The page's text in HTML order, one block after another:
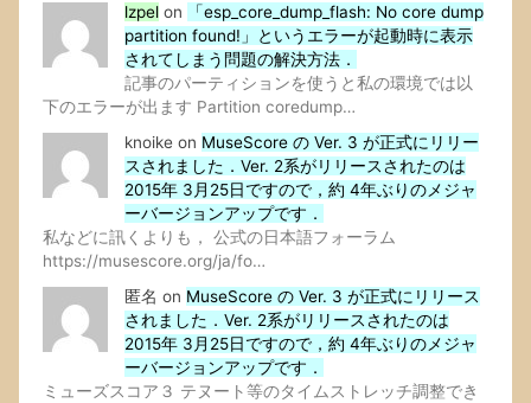
lzpel on
「esp_core_dump_flash: No core dump
partition found!」というエラーが起動時に表示
されてしまう問題の解決方法．
記事のパーティションを使うと私の環境では以
下のエラーが出ます Partition coredump…
knoike on MuseScore の Ver. 3 が正式にリリー
スされました．Ver. 2系がリリースされたのは
2015年 3月25日ですので，約 4年ぶりのメジャ
ーバージョンアップです．
私などに訊くよりも， 公式の日本語フォーラム
https://musescore.org/ja/fo…
匿名 on MuseScore の Ver. 3 が正式にリリース
されました．Ver. 2系がリリースされたのは
2015年 3月25日ですので，約 4年ぶりのメジャ
ーバージョンアップです．
ミューズスコア３ テヌート等のタイムストレッチ調整でき